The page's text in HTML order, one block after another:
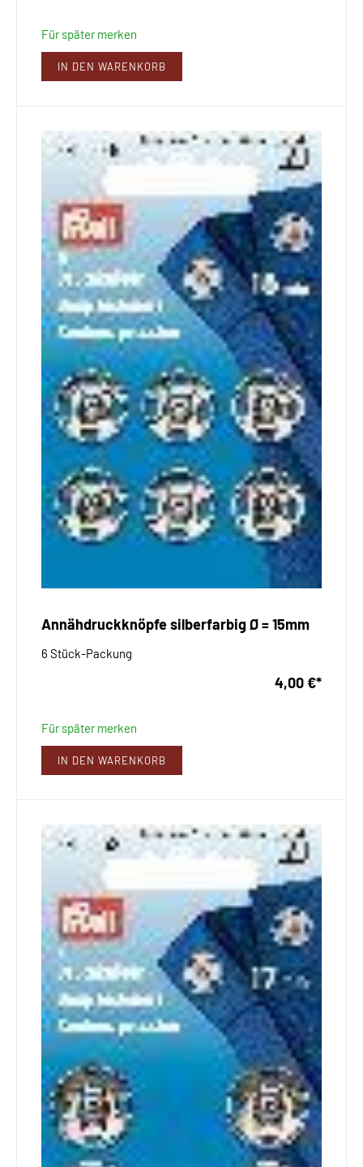
Für später merken
IN DEN WARENKORB
Annähdruckknöpfe silberfarbig Ø = 15mm
6 Stück-Packung
4,00 €*
Für später merken
IN DEN WARENKORB